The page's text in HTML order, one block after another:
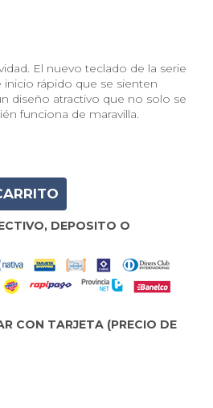
El nuevo teclado de la serie
rápido que se sienten
diseño atractivo que no solo se
funciona de maravilla.
DEPOSITO O
CON TARJETA (PRECIO DE